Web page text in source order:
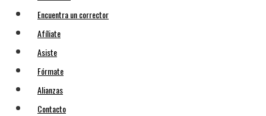
Encuentra un corrector
Afíliate
Asiste
Fórmate
Alianzas
Contacto